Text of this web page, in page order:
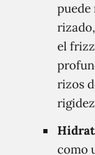
el
rizos
como